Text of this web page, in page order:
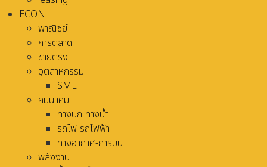
ECON
พาณิชย์
การตลาด
ขายตรง
อุตสาหกรรม
SME
คมนาคม
ทางบก-ทางน้ำ
รถไฟ-รถไฟฟ้า
ทางอากาศ-การบิน
พลังงาน